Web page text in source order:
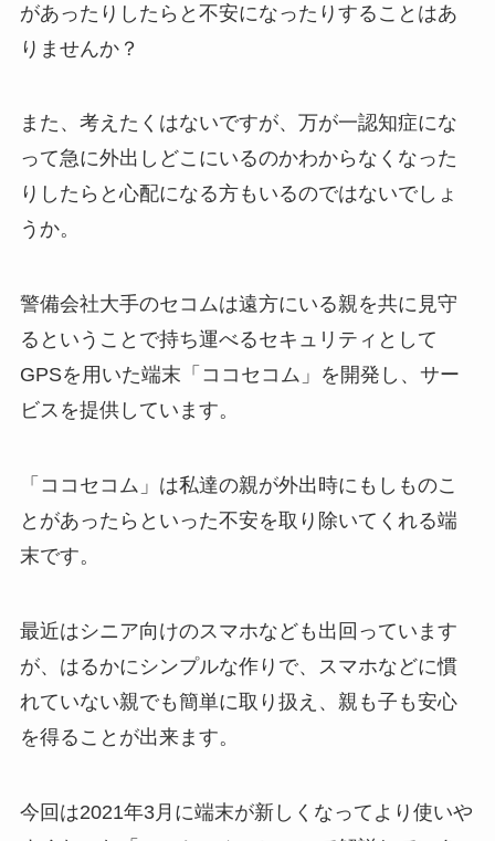
があったりしたらと不安になったりすることはあ
りませんか？
また、考えたくはないですが、万が一認知症にな
って急に外出しどこにいるのかわからなくなった
りしたらと心配になる方もいるのではないでしょ
うか。
警備会社大手のセコムは遠方にいる親を共に見守
るということで持ち運べるセキュリティとして
GPSを用いた端末「ココセコム」を開発し、サー
ビスを提供しています。
「ココセコム」は私達の親が外出時にもしものこ
とがあったらといった不安を取り除いてくれる端
末です。
最近はシニア向けのスマホなども出回っています
が、はるかにシンプルな作りで、スマホなどに慣
れていない親でも簡単に取り扱え、親も子も安心
を得ることが出来ます。
今回は2021年3月に端末が新しくなってより使いや